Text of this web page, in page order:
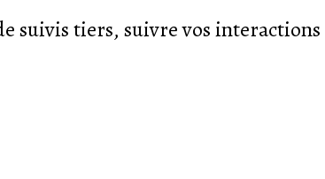
suivis tiers, suivre vos interactions